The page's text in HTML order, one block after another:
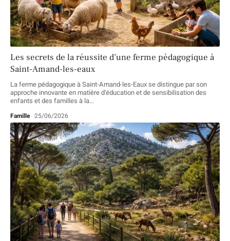
Les secrets de la réussite d’une ferme pédagogique à
Saint-Amand-les-eaux
La ferme pédagogique à Saint-Amand-les-Eaux se distingue par son
approche innovante en matière d'éducation et de sensibilisation des
enfants et des familles à la…
Famille 25/06/2026